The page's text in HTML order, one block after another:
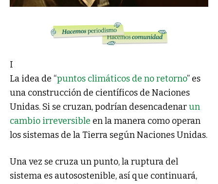
I
La idea de “puntos climáticos de no retorno” es
una construcción de científicos de Naciones
Unidas. Si se cruzan, podrían desencadenarun
cambio irreversible en la manera como operan
los sistemas de la Tierra según Naciones Unidas.
Una vez se cruza un punto, la ruptura del
sistema es autosostenible, así que continuará,